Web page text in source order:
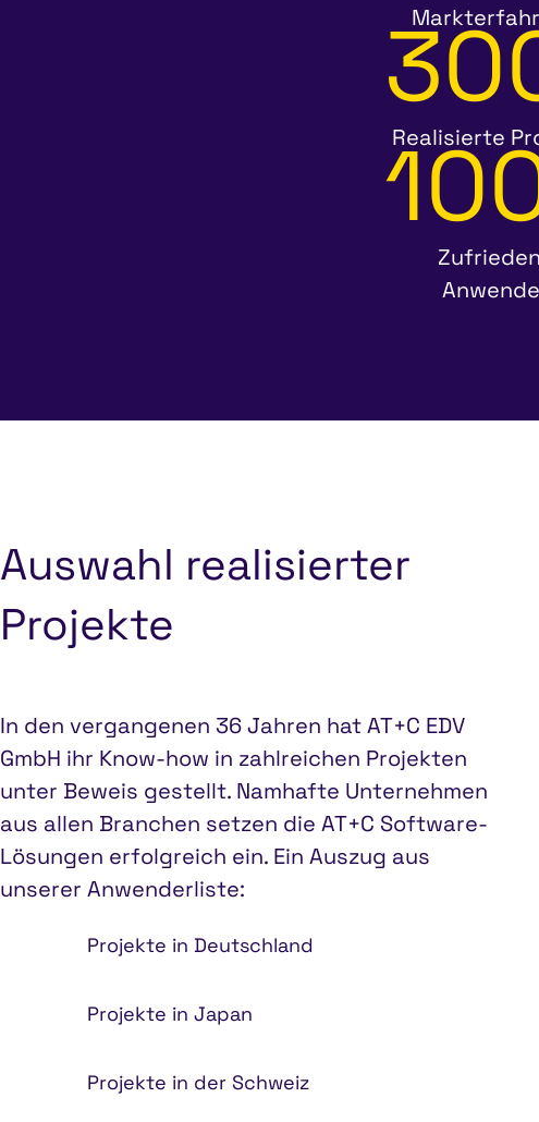
Realisierte
Auswahl realisierter
Projekte
In den vergangenen 36 Jahren hat AT+C EDV
GmbH ihr Know-how in zahlreichen Projekten
unter Beweis gestellt. Namhafte Unternehmen
aus allen Branchen setzen die AT+C Software-
Lösungen erfolgreich ein. Ein Auszug aus
unserer Anwenderliste:
Projekte in Deutschland
Projekte in Japan
Projekte in der Schweiz